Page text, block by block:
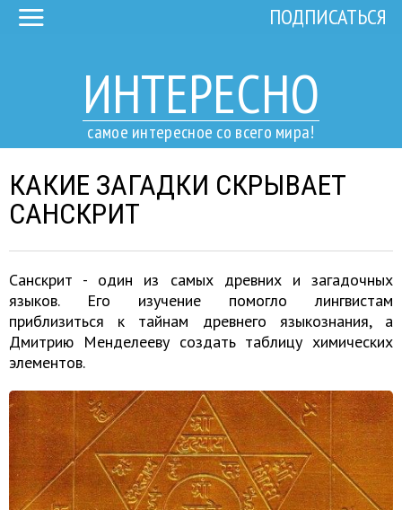
ИНТЕРЕСНО
самое интересное со всего мира!
ПОДПИСАТЬСЯ
КАКИЕ ЗАГАДКИ СКРЫВАЕТ
САНСКРИТ
Санскрит - один из самых древних и загадочных
языков. Его изучение помогло лингвистам
приблизиться к тайнам древнего языкознания, а
Дмитрию Менделееву создать таблицу химических
элементов.